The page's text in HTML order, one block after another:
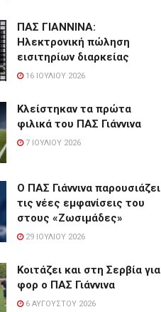
ΠΑΣ ΓΙΑΝΝΙΝΑ:
Hλεκτρονική πώληση
εισιτηρίων διαρκείας
16 ΙΟΥΛΊΟΥ 2026
Κλείστηκαν τα πρώτα
φιλικά του ΠΑΣ Γιάννινα
7 ΙΟΥΛΊΟΥ 2026
Ο ΠΑΣ Γιάννινα παρουσιάζει
τις νέες εμφανίσεις του
στους «Ζωσιμάδες»
29 ΙΟΥΛΊΟΥ 2026
Κοιτάζει και στη Σερβία για
φορ ο ΠΑΣ Γιάννινα
6 ΑΥΓΟΎΣΤΟΥ 2026